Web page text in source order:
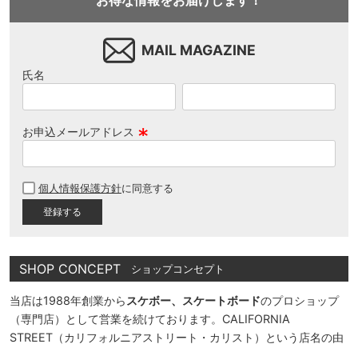
MAIL MAGAZINE
氏名
お申込メールアドレス
須
個人情報保護方針に同意する
SHOP CONCEPT ショップコンセプト
当店は1988年創業から スケボー、スケートボードのプロショップ
（専門店）として営業を続けております。CALIFORNIA
STREET（カリフォルニアストリート・カリスト）という店名の由